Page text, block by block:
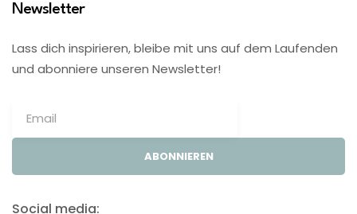
Newsletter
Lass dich inspirieren, bleibe mit uns auf dem Laufenden
und abonniere unseren Newsletter!
ABONNIEREN
Social media: